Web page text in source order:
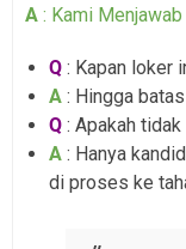
A : Kami Menjawab
Q : Kapan loker
A : Hingga
Q : Apakah
A : Hanya
di proses ke